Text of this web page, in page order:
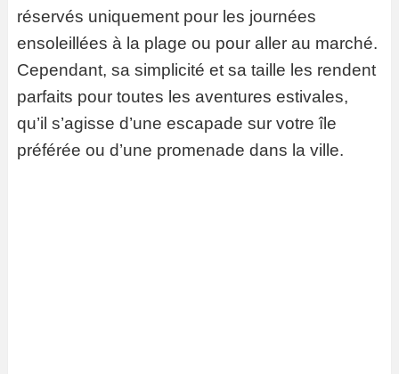
réservés uniquement pour les journées
ensoleillées à la plage ou pour aller au marché.
Cependant, sa simplicité et sa taille les rendent
parfaits pour toutes les aventures estivales,
qu’il s’agisse d’une escapade sur votre île
préférée ou d’une promenade dans la ville.